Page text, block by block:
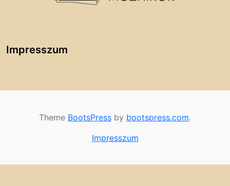
Impresszum
Theme BootsPress by bootspress.com.
Impresszum